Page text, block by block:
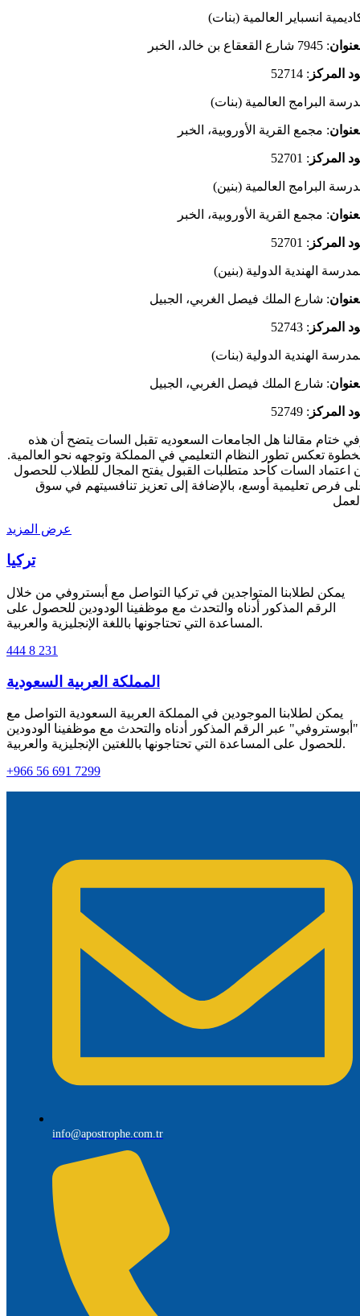
انسباير العالمية (بنات)
: 7945 شارع القعقاع بن خالد، الخبر
المركز : 52714
البرامج العالمية (بنات)
: مجمع القرية الأوروبية، الخبر
المركز : 52701
البرامج العالمية (بنين)
: مجمع القرية الأوروبية، الخبر
المركز : 52701
الهندية الدولية (بنين)
: شارع الملك فيصل الغربي، الجبيل
المركز : 52743
الهندية الدولية (بنات)
: شارع الملك فيصل الغربي، الجبيل
المركز : 52749
ختام مقالنا هل الجامعات السعوديه تقبل السات يتضح أن هذه
تعكس تطور النظام التعليمي في المملكة وتوجهه نحو العالمية.
اعتماد السات كأحد متطلبات القبول يفتح المجال للطلاب للحصول
فرص تعليمية أوسع، بالإضافة إلى تعزيز تنافسيتهم في سوق
عرض المزيد
تركيا
يمكن لطلابنا المتواجدين في تركيا التواصل مع أبستروفي من خلال
الرقم المذكور أدناه والتحدث مع موظفينا الودودين للحصول على
المساعدة التي تحتاجونها باللغة الإنجليزية والعربية.
444 8 231
المملكة العربية السعودية
يمكن لطلابنا الموجودين في المملكة العربية السعودية التواصل مع
"أبوستروفي" عبر الرقم المذكور أدناه والتحدث مع موظفينا الودودين
للحصول على المساعدة التي تحتاجونها باللغتين الإنجليزية والعربية.
+966 56 691 7299
info@apostrophe.com.tr